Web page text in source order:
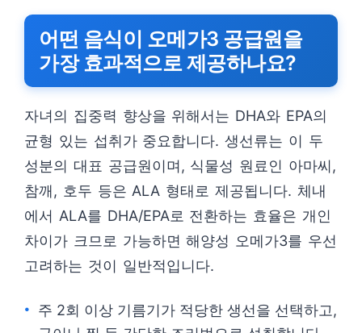
어떤 음식이 오메가3 공급원을
가장 효과적으로 제공하나요?
자녀의 집중력 향상을 위해서는 DHA와 EPA의
균형 있는 섭취가 중요합니다. 생선류는 이 두
성분의 대표 공급원이며, 식물성 원료인 아마씨,
참깨, 호두 등은 ALA 형태로 제공됩니다. 체내
에서 ALA를 DHA/EPA로 전환하는 효율은 개인
차이가 크므로 가능하면 해양성 오메가3를 우선
고려하는 것이 일반적입니다.
주 2회 이상 기름기가 적당한 생선을 선택하고,